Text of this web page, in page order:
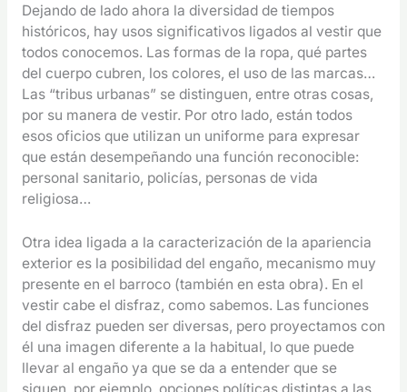
Dejando de lado ahora la diversidad de tiempos
históricos, hay usos significativos ligados al vestir que
todos conocemos. Las formas de la ropa, qué partes
del cuerpo cubren, los colores, el uso de las marcas…
Las “tribus urbanas” se distinguen, entre otras cosas,
por su manera de vestir. Por otro lado, están todos
esos oficios que utilizan un uniforme para expresar
que están desempeñando una función reconocible:
personal sanitario, policías, personas de vida
religiosa…
Otra idea ligada a la caracterización de la apariencia
exterior es la posibilidad del engaño, mecanismo muy
presente en el barroco (también en esta obra). En el
vestir cabe el disfraz, como sabemos. Las funciones
del disfraz pueden ser diversas, pero proyectamos con
él una imagen diferente a la habitual, lo que puede
llevar al engaño ya que se da a entender que se
siguen, por ejemplo, opciones políticas distintas a las